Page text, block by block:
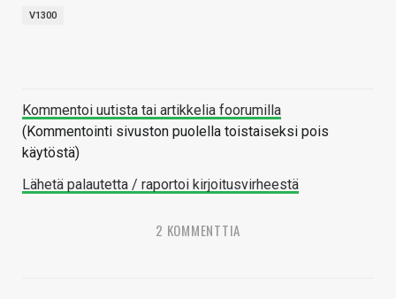
V1300
Kommentoi uutista tai artikkelia foorumilla
(Kommentointi sivuston puolella toistaiseksi pois
käytöstä)
Lähetä palautetta / raportoi kirjoitusvirheestä
2 KOMMENTTIA